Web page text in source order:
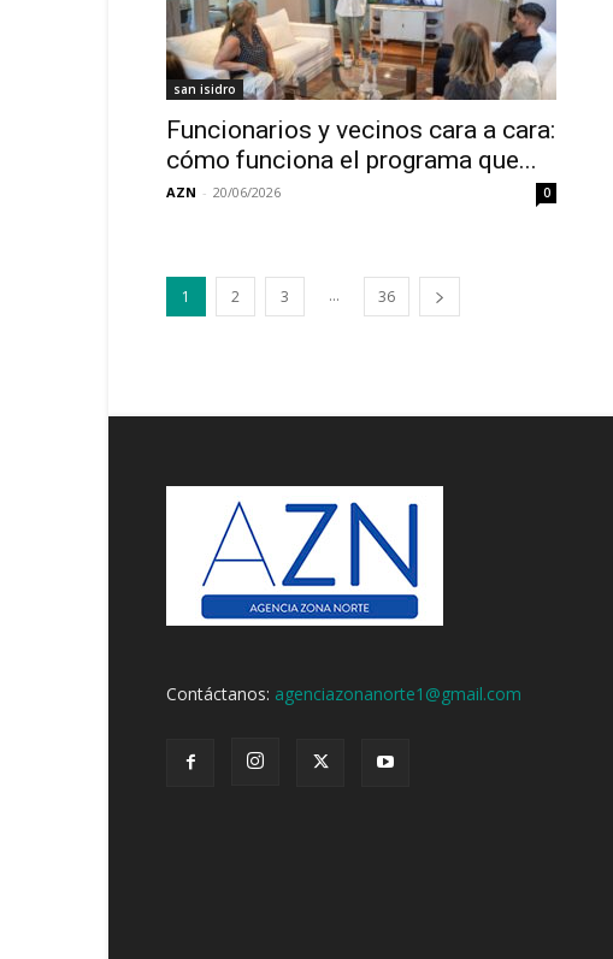
san isidro
Funcionarios y vecinos cara a cara:
cómo funciona el programa que...
AZN - 20/06/2026 0
1 2 3 ... 36
Contáctanos: agenciazonanorte1@gmail.com